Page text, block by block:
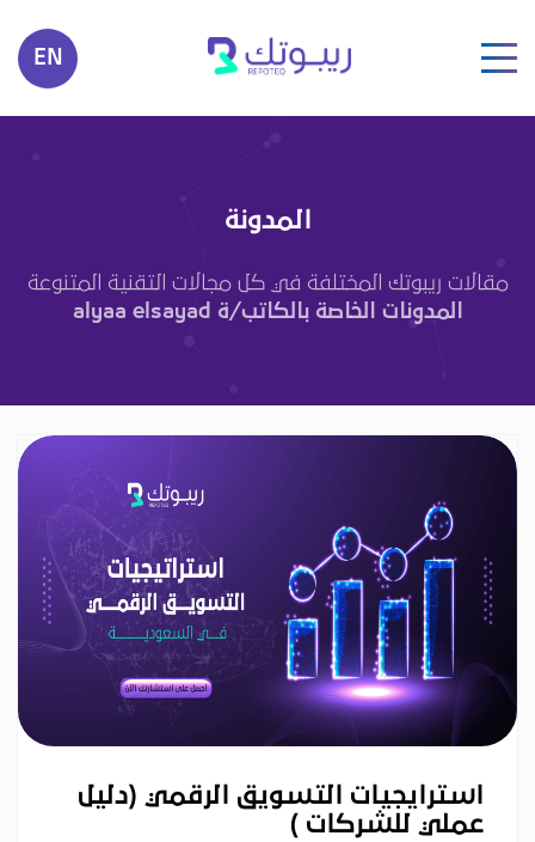
EN
المدونة
مقالات ريبوتك المختلفة في كل مجالات التقنية المتنوعة
المدونات الخاصة بالكاتب/ة alyaa elsayad
استرايجيات التسويق الرقمي (دليل
عملي للشركات )